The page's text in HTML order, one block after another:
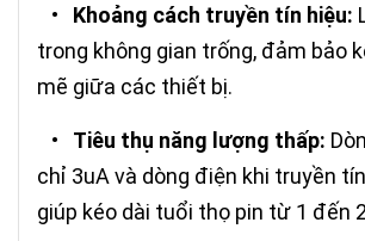
• Khoảng cách truyền tín hiệu:
trong không gian trống, đảm bảo
mẽ giữa các thiết bị.
• Tiêu thụ năng lượng thấp:
chỉ 3uA và dòng điện khi truyền
giúp kéo dài tuổi thọ pin từ 1 đến